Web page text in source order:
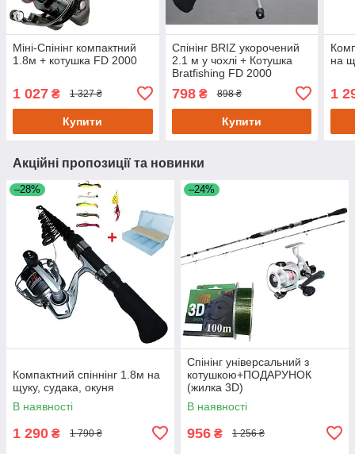
Міні-Спінінг компактний
1.8м + котушка FD 2000
1 027 ₴ 1 327 ₴
Купити
Спінінг BRIZ укорочений
2.1 м у чохлі + Котушка
Bratfishing FD 2000
798₴ 898 ₴
Купити
на
1
Акційні пропозиції та новинки
–28%
Компактний спіннінг 1.8м на
щуку, судака, окуня
В наявності
1 290 ₴ 1 790 ₴
–24%
Спінінг універсальний з
котушкою+ПОДАРУНОК
(жилка 3D)
В наявності
956 ₴ 1 256 ₴